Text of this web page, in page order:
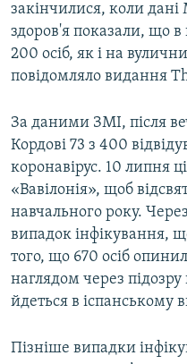
закінчилися, коли дані
здоров'я показали, що в
200 осіб, як і на
повідомляло видання
За даними ЗМІ, після
Кордові 73 з 400
коронавірус. 10 липня
«Вавілонія», щоб
навчального року.
випадок інфікування,
того, що 670 осіб
наглядом через
йдеться в іспанському
Пізніше випадки